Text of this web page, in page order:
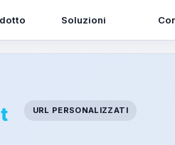
Soluzioni
URL PERSONALIZZATI